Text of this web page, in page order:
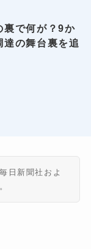
裏で何が？9か
達の舞台裏を追
日新聞社およ